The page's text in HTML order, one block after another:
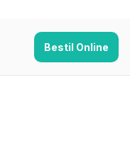
Bestil Online